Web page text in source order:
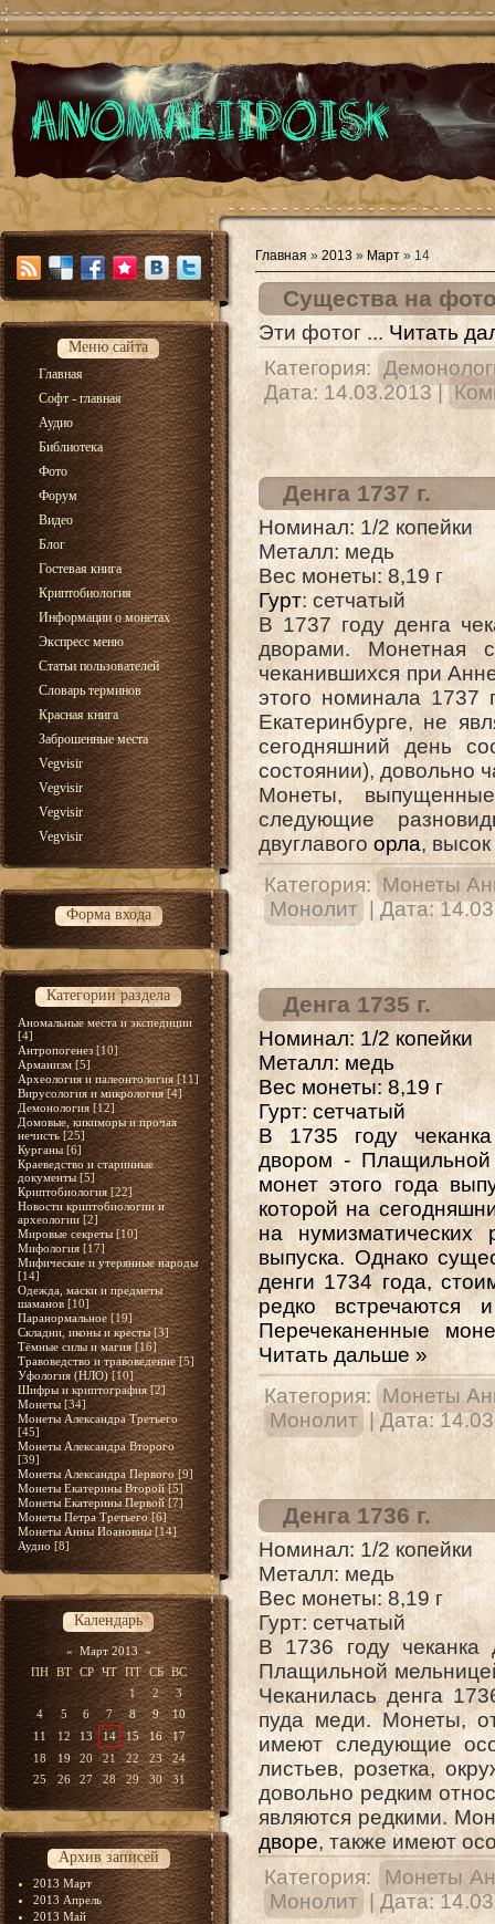
Меню сайта
Главная
Софт - главная
Аудио
Библиотека
Фото
Форум
Видео
Блог
Гостевая книга
Криптобиология
Информации о монетах
Экспресс меню
Статьи пользователей
Словарь терминов
Красная книга
Заброшенные места
Vegvisir
Vegvisir
Vegvisir
Vegvisir
Форма входа
Категории раздела
Аномальные места и экспедиции
[4]
Антропогенез [10]
Арманизм [5]
Археология и палеонтология [11]
Вирусология и микрология [4]
Демонология [12]
Домовые, кикиморы и прочая
нечисть [25]
Курганы [6]
Краеведство и старинные
документы [5]
Криптобиология [22]
Новости криптобиологии и
археологии [2]
Мировые секреты [10]
Мифология [17]
Мифические и утерянные народы
[14]
Одежда, маски и предметы
шаманов [10]
Паранормальное [19]
Складни, иконы и кресты [3]
Тёмные силы и магия [16]
Травоведство и травоведение [5]
Уфология (НЛО) [10]
Шифры и криптография [2]
Монеты [34]
Монеты Александра Третьего
[45]
Монеты Александра Второго
[39]
Монеты Александра Первого [9]
Монеты Екатерины Второй [5]
Монеты Екатерины Первой [7]
Монеты Петра Третьего [6]
Монеты Анны Иоановны [14]
Аудио [8]
Календарь
« Март 2013 »
ПН ВТ СР ЧТ ПТ СБ ВС
1
2
3
4
5 6 7 8 9
10
11
12 13 14 15 16
17
18
19 20 21 22 23
24
25
26 27 28 29 30 31
Архив записей
2013 Март
2013 Апрель
2013 Май
Главная » 2013 » Март » 14
Существа на
Эти фотог...Читать
Категория:
Дата: 14.03.2013|
Денга 1737 г.
Номинал: 1/2 копейки
Металл: медь
Вес монеты: 8,19 г
Гурт: сетчатый
В 1737 году денга
дворами. Монетная
чеканившихся при
этого номинала 1737
Екатеринбурге, не
сегодняшний день
состоянии), довольно
Монеты,
следующие
двуглавого орла, высок
Категория: Монеты
Монолит
| Дата:
Денга 1735 г.
Номинал: 1/2 копейки
Металл: медь
Вес монеты: 8,19 г
Гурт: сетчатый
В 1735 году
двором - Плащильной
монет этого года
которой на
на
выпуска. Однако
денги 1734 года,
редко
Перечеканенные
Читать дальше »
Категория: Монеты
Монолит
| Дата:
Денга 1736 г.
Номинал: 1/2 копейки
Металл: медь
Вес монеты: 8,19 г
Гурт: сетчатый
В 1736 году чеканка
Плащильной
Чеканилась денга
пуда меди. Монеты,
имеют следующие
листьев, розетка,
довольно редким
являются редкими.
дворе, также имеют
Категория:
Монеты
Монолит
| Дата: